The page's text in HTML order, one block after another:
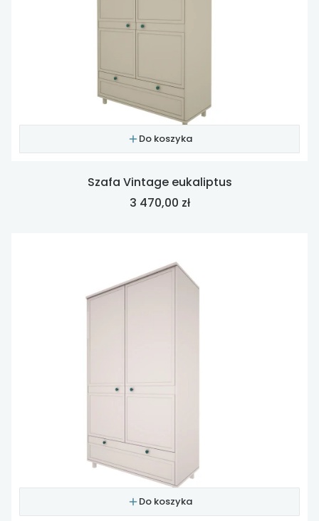
Do koszyka
Szafa Vintage eukaliptus
Cena
3 470,00 zł
Do koszyka